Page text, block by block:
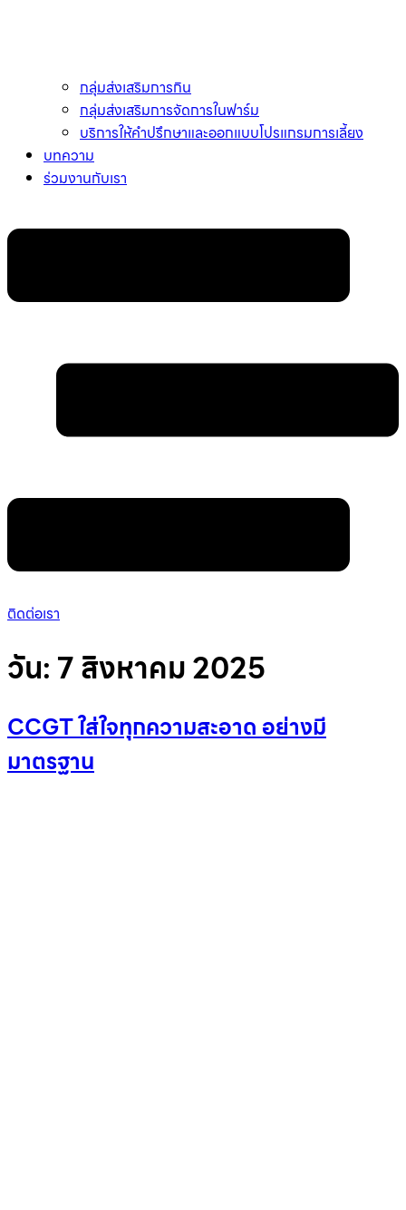
กลุ่มส่งเสริมการกิน
กลุ่มส่งเสริมการจัดการในฟาร์ม
บริการให้คำปรึกษาและออกแบบโปรแกรมการเลี้ยง
บทความ
ร่วมงานกับเรา
ติดต่อเรา
วัน:7 สิงหาคม 2025
CCGT ใส่ใจทุกความสะอาด อย่างมี
มาตรฐาน